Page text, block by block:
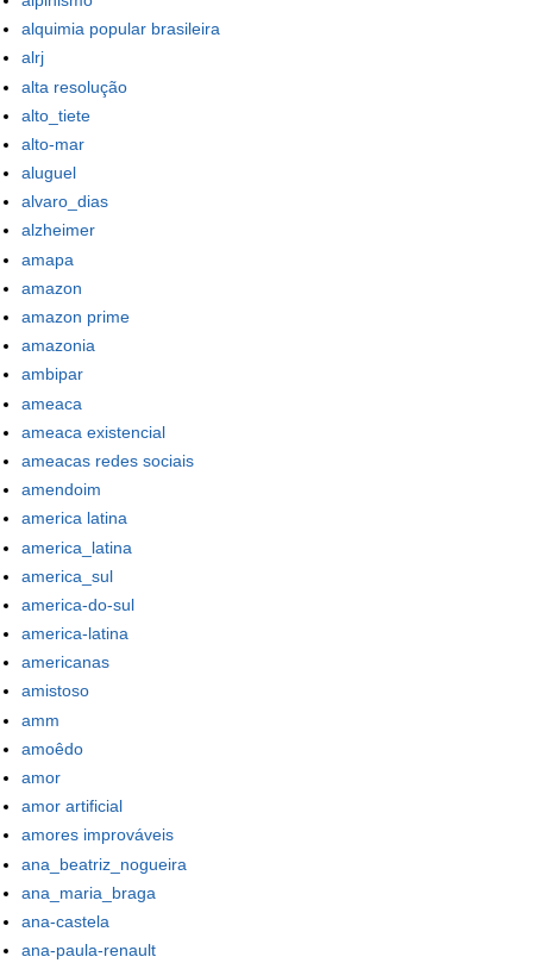
alquimia popular brasileira
alrj
alta resolução
alto_tiete
alto-mar
aluguel
alvaro_dias
alzheimer
amapa
amazon
amazon prime
amazonia
ambipar
ameaca
ameaca existencial
ameacas redes sociais
amendoim
america latina
america_latina
america_sul
america-do-sul
america-latina
americanas
amistoso
amm
amoêdo
amor
amor artificial
amores improváveis
ana_beatriz_nogueira
ana_maria_braga
ana-castela
ana-paula-renault